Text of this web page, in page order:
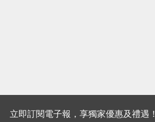
立即訂閱電子報，享獨家優惠及禮遇！